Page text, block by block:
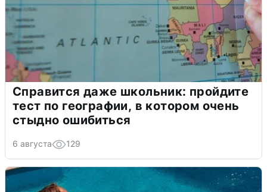
Справится даже школьник: пройдите
тест по географии, в котором очень
стыдно ошибиться
6 августа 129